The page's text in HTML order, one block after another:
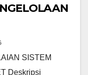
SISTEM
Deskripsi